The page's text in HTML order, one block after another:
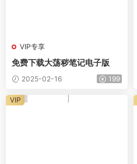
VIP专享
免费下载大荡秽笔记电子版
2025-02-16 199
VIP